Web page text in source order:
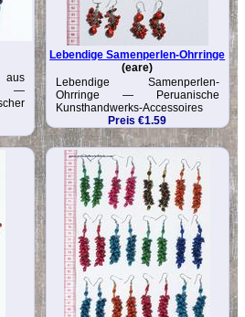
—
Lebendige Samenperlen-Ohrringe
(eare)
Lebendige Samenperlen-
Ohrringe — Peruanische
Kunsthandwerks-Accessoires
Preis €1.59